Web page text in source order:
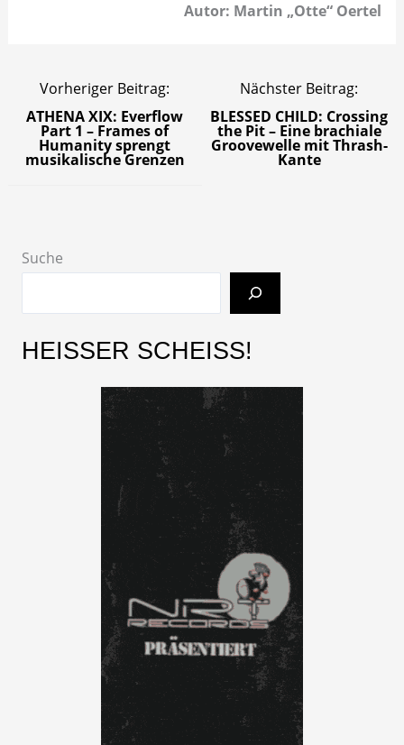
Autor: Martin „Otte“ Oertel
Vorheriger Beitrag:
ATHENA XIX: Everflow
Part 1 – Frames of
Humanity sprengt
musikalische Grenzen
Nächster Beitrag:
BLESSED CHILD: Crossing
the Pit – Eine brachiale
Groovewelle mit Thrash-
Kante
Suche
HEISSER SCHEISS!